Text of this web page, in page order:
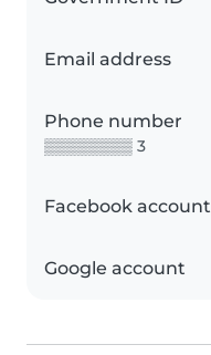
Email address
Phone number
▒▒▒▒▒▒▒▒ 3
Facebook account
Google account